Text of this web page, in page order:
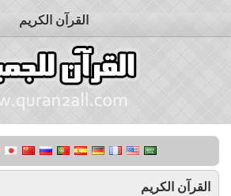
القرآن الكريم
القرآن الكريم